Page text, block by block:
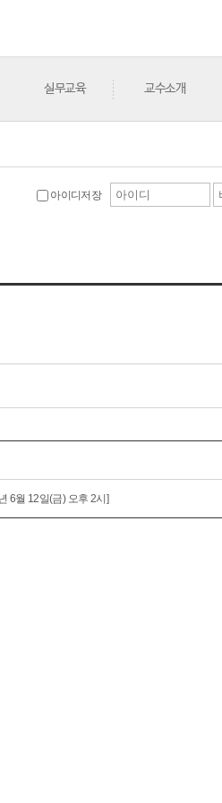
실무교육 교수소개
아이디저장
6월 12일(금) 오후 2시]